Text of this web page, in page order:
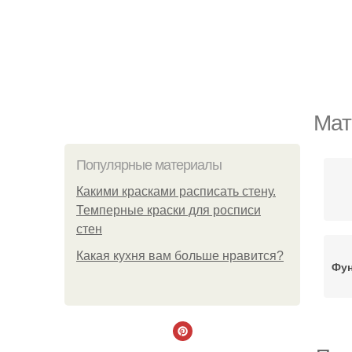
Популярные материалы
Какими красками расписать стену.
Темперные краски для росписи
стен
Какая кухня вам больше нравится?